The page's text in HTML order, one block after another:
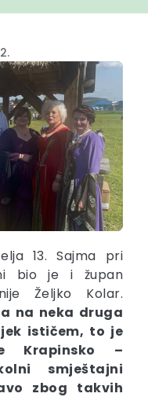
13. Sajma pri
bio je i župan
Željko Kolar.
na neka druga
ističem, to je
Krapinsko –
smještajni
zbog takvih